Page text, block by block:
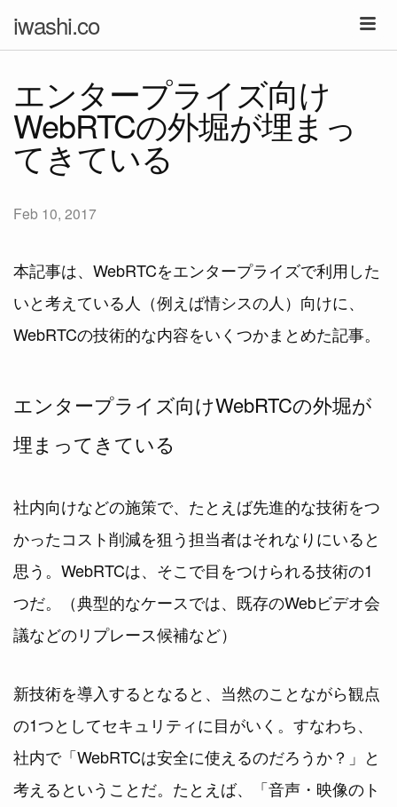
iwashi.co
エンタープライズ向け
WebRTCの外堀が埋まっ
てきている
Feb 10, 2017
本記事は、WebRTCをエンタープライズで利用した
いと考えている人（例えば情シスの人）向けに、
WebRTCの技術的な内容をいくつかまとめた記事。
エンタープライズ向けWebRTCの外堀が
埋まってきている
社内向けなどの施策で、たとえば先進的な技術をつ
かったコスト削減を狙う担当者はそれなりにいると
思う。WebRTCは、そこで目をつけられる技術の1
つだ。（典型的なケースでは、既存のWebビデオ会
議などのリプレース候補など）
新技術を導入するとなると、当然のことながら観点
の1つとしてセキュリティに目がいく。すなわち、
社内で「WebRTCは安全に使えるのだろうか？」と
考えるということだ。たとえば、「音声・映像のト